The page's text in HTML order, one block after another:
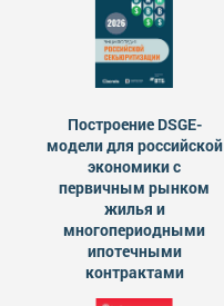
Построение DSGE-
модели для российской
экономики с
первичным рынком
жилья и
многопериодными
ипотечными
контрактами